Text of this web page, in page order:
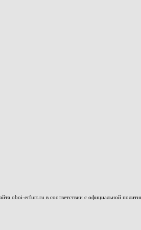
oboi-erfurt.ru в соответствии с официальной